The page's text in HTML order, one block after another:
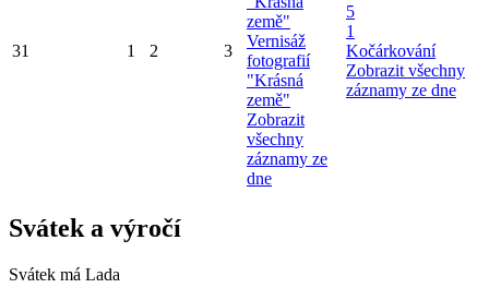
31 1 2 3
země"
Vernisáž
fotografií
"Krásná
země"
Zobrazit
všechny
záznamy ze
dne
5
1
Kočárkování
Zobrazit všechny
záznamy ze dne
Svátek a výročí
Svátek má Lada